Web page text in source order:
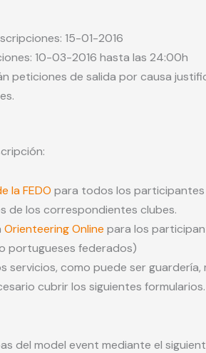
15-01-2016
10-03-2016 hasta las 24:00h
peticiones de salida por causa
la FEDO para todos los participantes
de los correspondientes clubes.
Orienteering Online para los
portugueses federados)
servicios, como puede ser
cubrir los siguientes formularios.
del model event mediante el